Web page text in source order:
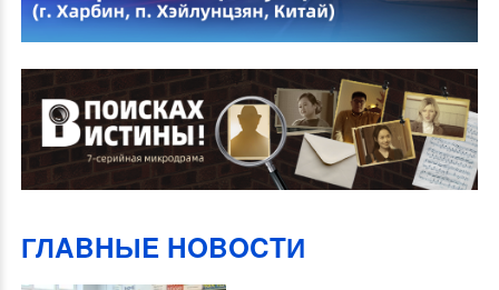
ГЛABHЫE HOBOCTИ